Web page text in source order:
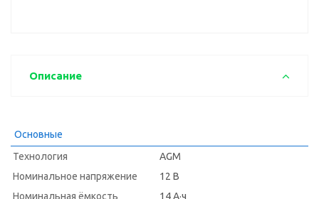
Описание
Основные
Технология
AGM
Номинальное напряжение
12 В
Номинальная ёмкость
14 А·ч